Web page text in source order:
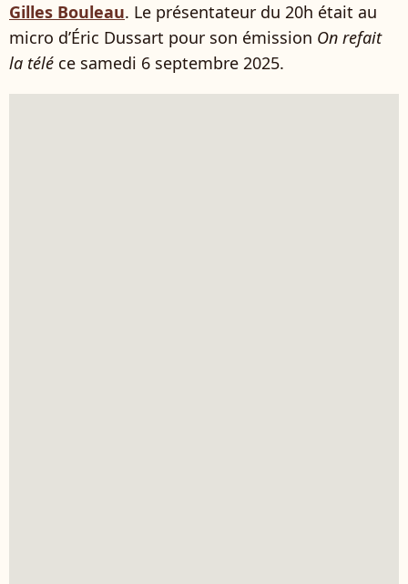
Gilles Bouleau. Le présentateur du 20h était au
micro d’Éric Dussart pour son émission On refait
la télé ce samedi 6 septembre 2025.